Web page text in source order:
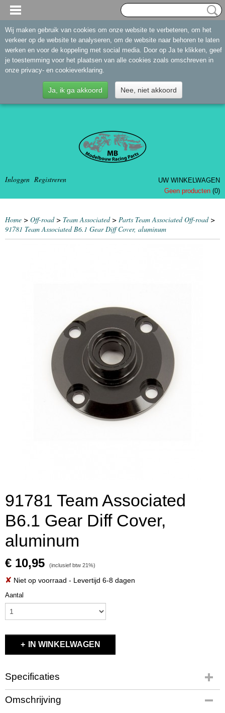
Inloggen Registreren
UW WINKELWAGEN
Geen producten (0)
Home > Off-road> Team Associated> Parts Team Associated Off-road>
91781 Team Associated B6.1 Gear Diff Cover, aluminum
91781 Team Associated
B6.1 Gear Diff Cover,
aluminum
€ 10,95 (inclusief btw 21%)
✘ Niet op voorraad - Levertijd 6-8 dagen
Aantal
IN WINKELWAGEN
Specificaties
Productcode
91781
Omschrijving
Wij maken gebruik van cookies om onze website te verbeteren, om het
verkeer op de website te analyseren, om de website naar behoren te laten
werken en voor de koppeling met social media. Door op Ja te klikken, geef
je toestemming voor het plaatsen van alle cookies zoals omschreven in
onze privacy- en cookieverklaring.
Ja, ik ga akkoord Nee, niet akkoord